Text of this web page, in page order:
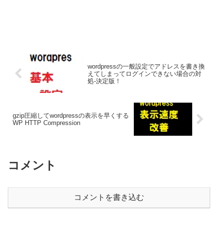
wordpressの一般設定でアドレスを書き換
えてしまってログインできない場合の対
処-決定版！
gzip圧縮してwordpressの表示を早くする
WP HTTP Compression
コメント
コメントを書き込む